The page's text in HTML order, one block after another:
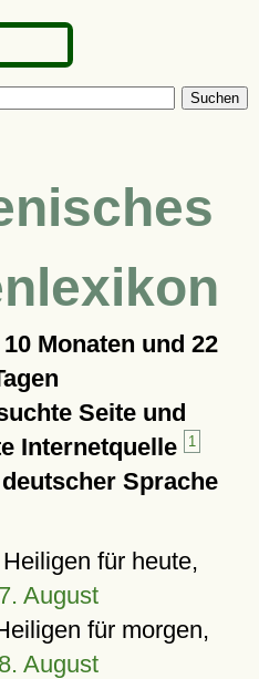
Suchen
Monaten und 22
Seite und
Internetquelle
1
Sprache
für heute,
August
für morgen,
August